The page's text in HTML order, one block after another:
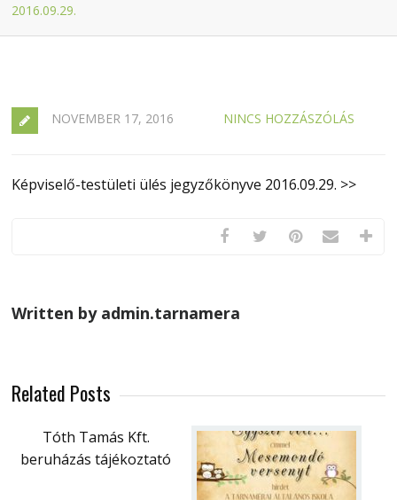
2016.09.29.
NOVEMBER 17, 2016 NINCS HOZZÁSZÓLÁS
Képviselő-testületi ülés jegyzőkönyve 2016.09.29. >>
Written by admin.tarnamera
Related Posts
Tóth Tamás Kft.
beruházás tájékoztató